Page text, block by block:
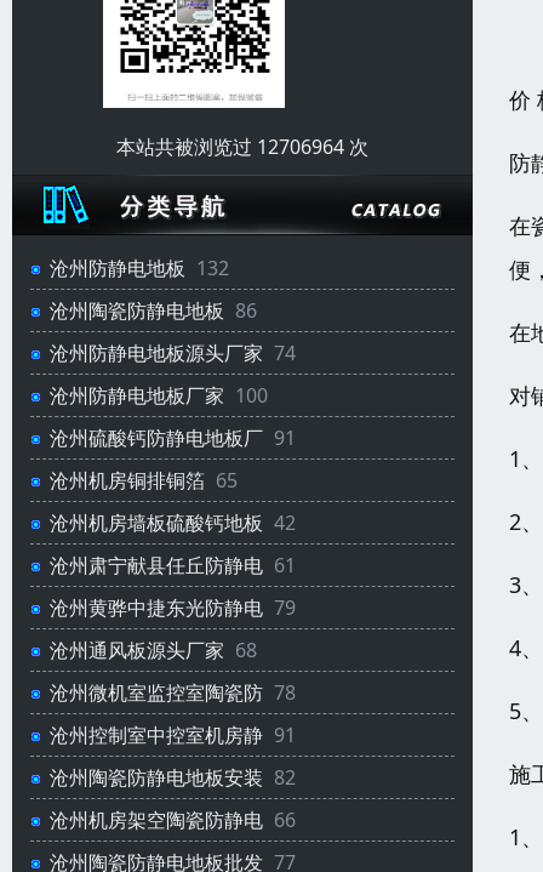
本站共被浏览过 12706964 次
沧州防静电地板 132
沧州陶瓷防静电地板 86
沧州防静电地板源头厂家 74
沧州防静电地板厂家 100
沧州硫酸钙防静电地板厂 91
沧州机房铜排铜箔 65
沧州机房墙板硫酸钙地板 42
沧州肃宁献县任丘防静电 61
沧州黄骅中捷东光防静电 79
沧州通风板源头厂家 68
沧州微机室监控室陶瓷防 78
沧州控制室中控室机房静 91
沧州陶瓷防静电地板安装 82
沧州机房架空陶瓷防静电 66
沧州陶瓷防静电地板批发 77
价
防
在
便
在
对
1
2
3
4
5
施
1